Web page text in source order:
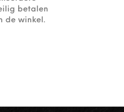
betalen
de winkel.